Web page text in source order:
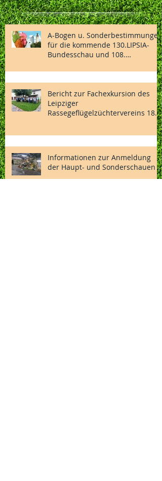
A-Bogen u. Sonderbestimmungen
für die kommende 130.LIPSIA-
Bundesschau und 108.
04.-06.12.2026 in Vorbereitung
Bericht zur Fachexkursion des
Leipziger
Rassegeflügelzüchtervereins 1869
Informationen zur Anmeldung
der Haupt- und Sonderschauen